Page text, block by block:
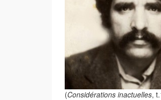
(Considérations inactuelles,